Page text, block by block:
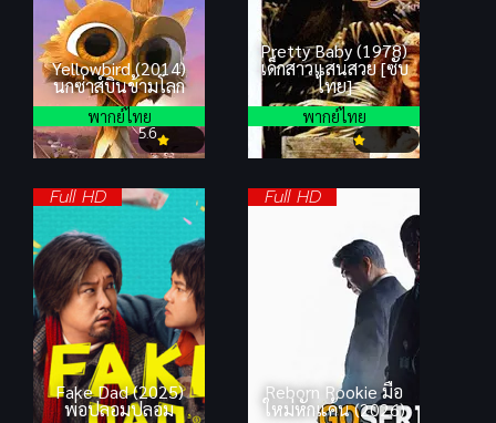
Yellowbird (2014)
นกซ่าส์บินข้ามโลก
5.6
พากย์ไทย
Pretty Baby (1978)
เด็กสาวแสนสวย [ซับ
ไทย]
พากย์ไทย
Full HD
Fake Dad (2025)
พ่อปลอมปลอม
Full HD
Reborn Rookie มือ
ใหม่หักแค้น (2026)